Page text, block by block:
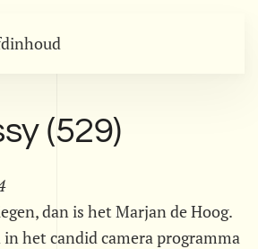
(529)
dan is het Marjan de Hoog.
het candid camera programma